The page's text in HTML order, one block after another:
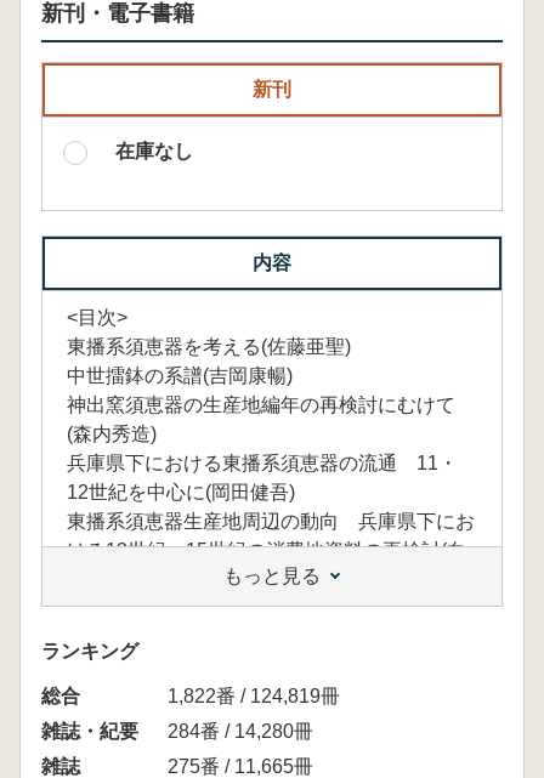
新刊・電子書籍
新刊
在庫なし
内容
<目次>
東播系須恵器を考える(佐藤亜聖)
中世擂鉢の系譜(吉岡康暢)
神出窯須恵器の生産地編年の再検討にむけて
(森内秀造)
兵庫県下における東播系須恵器の流通 11・
12世紀を中心に(岡田健吾)
東播系須恵器生産地周辺の動向 兵庫県下にお
ける13世紀～15世紀の消費地資料の再検討(白
京都の東播系須恵器(新田和央)
大和出土の東播系須恵器鉢(佐藤亜聖・加藤梨
津子)
四国出土の東播系須恵器鉢(藤本清志・島田豊
彰)
山陰における東播系須恵器(伊藤創)
もっと見る
ランキング
総合
1,822番 / 124,819冊
雑誌・紀要
284番 / 14,280冊
雑誌
275番 / 11,665冊